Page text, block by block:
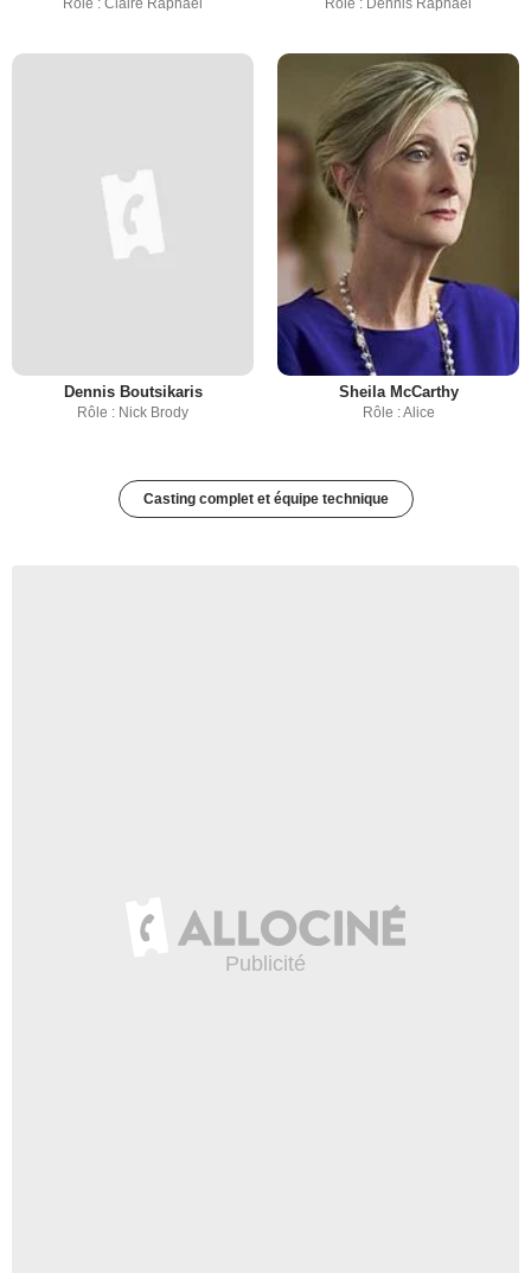
Rôle : Claire Raphaël Rôle : Dennis Raphaël
Dennis Boutsikaris
Rôle : Nick Brody
Sheila McCarthy
Rôle : Alice
Casting complet et équipe technique